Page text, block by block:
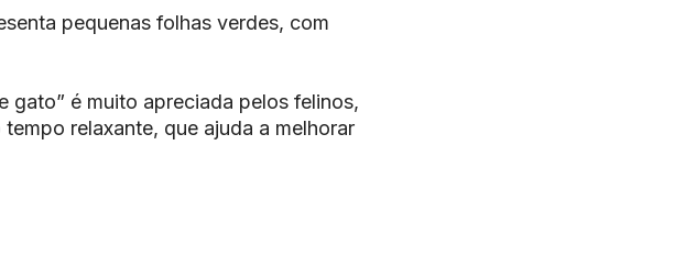
pequenas folhas verdes, com
gato” é muito apreciada pelos felinos,
relaxante, que ajuda a melhorar